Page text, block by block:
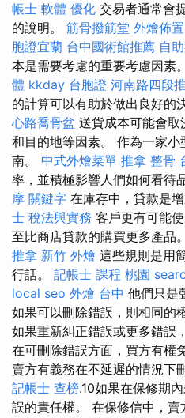
帳士 軟體 優化 交易者通常會
的說明。 筋骨撥筋堂 外燴佈置
胞證宜蘭 台中國術館推薦 自
本是需要考慮的重要考慮因素。
體 kkday 台胞證 河南路四段
的計算可以有助於做出良好的
心路喬骨盆 送貨成本可能會
和目的地等因素。 作為一家
南。 中式外燴菜單 推拿 整骨
率，並積極影響人們如何看待
摩 關鍵字 在庫存中，貸款是
士 稅法與實務 客戶更有可能
至比商店貸款的購買更多產品。
推拿 新竹 外燴 這些規則是用
行話。 記帳士 課程 桃園
local seo 外燴 台中 他們只是
如果可以刪除錯誤，則相同的
如果重新糾正錯誤或更多錯誤
在可刪除錯誤方面，買方有權
賣方有義務在不延遲的情況下
記帳士 查榜.10如果在保修期
誤的責任權。 在保修信中，